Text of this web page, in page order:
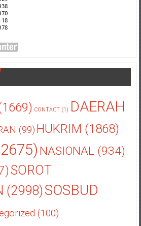
CONTACT(1) DAERAH
(99) HUKRIM (1868)
NASIONAL(934)
SOROT
(2998)SOSBUD
(100)